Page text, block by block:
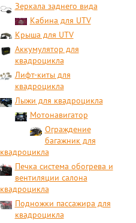
Зеркала заднего вида
Кабина для UTV
Крыша для UTV
Аккумулятор для
квадроцикла
Лифт-киты для
квадроцикла
Лыжи для квадроцикла
Мотонавигатор
Ограждение
багажник для
квадроцикла
Печка система обогрева и
вентиляции салона
квадроцикла
Подножки пассажира для
квадроцикла